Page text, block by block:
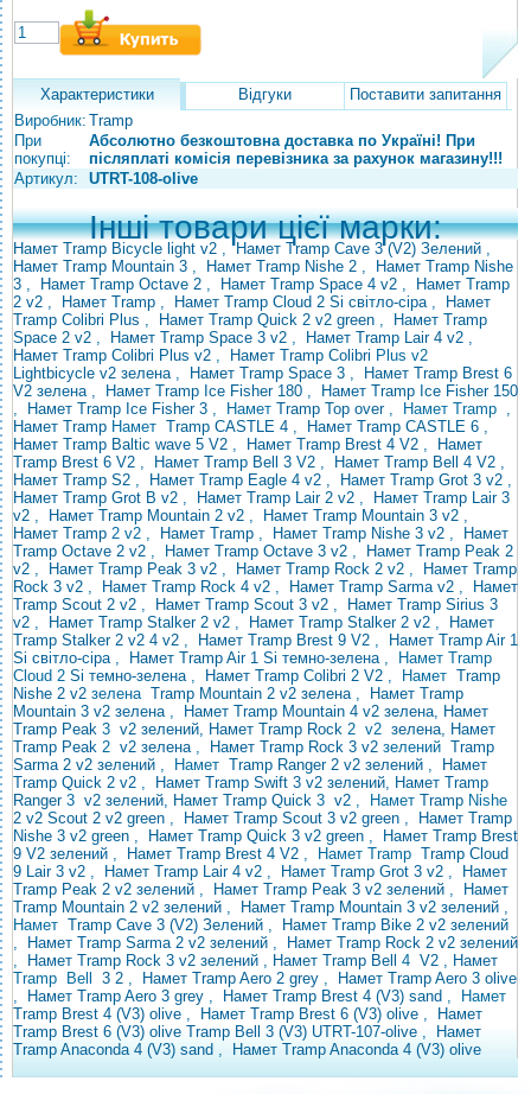
Характеристики Відгуки
Поставити запитання
Виробник: Tramp
При
покупці:
Абсолютно безкоштовна доставка по Україні! При
післяплаті комісія перевізника за рахунок магазину!!!
Артикул:
UTRT-108-olive
Інші товари цієї марки:
Намет Tramp Bicycle light v2 ,Намет Tramp Cave 3 (V2) Зелений ,
Намет Tramp Mountain 3 , Намет Tramp Nishe 2 ,
Намет Tramp Nishe
3 , Намет Tramp Octave 2 , Намет Tramp Space 4 v2 ,
Намет Tramp
2 v2 , Намет Tramp , Намет Tramp Cloud 2 Si світло-сіра ,
Намет
Tramp Colibri Plus , Намет Tramp Quick 2 v2 green ,
Намет Tramp
Space 2 v2 , Намет Tramp Space 3 v2 , Намет Tramp Lair 4 v2 ,
Намет Tramp Colibri Plus v2 , Намет Tramp Colibri Plus v2
Lightbicycle v2 зелена , Намет Tramp Space 3 ,
Намет Tramp Brest 6
V2 зелена , Намет Tramp Ice Fisher 180 ,
Намет Tramp Ice Fisher 150
,
Намет Tramp Ice Fisher 3 , Намет Tramp Top over , Намет Tramp ,
Намет Tramp Намет Tramp CASTLE 4 , Намет Tramp CASTLE 6 ,
Намет Tramp Baltic wave 5 V2 , Намет Tramp Brest 4 V2 ,
Намет
Tramp Brest 6 V2 , Намет Tramp Bell 3 V2 , Намет Tramp Bell 4 V2 ,
Намет Tramp S2 , Намет Tramp Eagle 4 v2 , Намет Tramp Grot 3 v2 ,
Намет Tramp Grot B v2 , Намет Tramp Lair 2 v2 ,
Намет Tramp Lair 3
v2 , Намет Tramp Mountain 2 v2 , Намет Tramp Mountain 3 v2 ,
Намет Tramp 2 v2 , Намет Tramp , Намет Tramp Nishe 3 v2 ,
Намет
Tramp Octave 2 v2 , Намет Tramp Octave 3 v2 ,
Намет Tramp Peak 2
v2 , Намет Tramp Peak 3 v2 , Намет Tramp Rock 2 v2 ,
Намет Tramp
Rock 3 v2 , Намет Tramp Rock 4 v2 , Намет Tramp Sarma v2 ,
Намет
Tramp Scout 2 v2 , Намет Tramp Scout 3 v2 ,
Намет Tramp Sirius 3
v2 , Намет Tramp Stalker 2 v2 , Намет Tramp Stalker 2 v2 ,
Намет
Tramp Stalker 2 v2 4 v2 , Намет Tramp Brest 9 V2 ,
Намет Tramp Air 1
Si світло-сіра , Намет Tramp Air 1 Si темно-зелена , Намет Tramp
Cloud 2 Si темно-зелена , Намет Tramp Colibri 2 V2 , Намет Tramp
Nishe 2 v2 зелена Tramp Mountain 2 v2 зелена ,
Намет Tramp
Mountain 3 v2 зелена , Намет Tramp Mountain 4 v2 зелена, Намет
Tramp Peak 3 v2 зелений, Намет Tramp Rock 2 v2 зелена, Намет
Tramp Peak 2 v2 зелена , Намет Tramp Rock 3 v2 зелений Tramp
Sarma 2 v2 зелений , Намет Tramp Ranger 2 v2 зелений ,
Намет
Tramp Quick 2 v2 , Намет Tramp Swift 3 v2 зелений, Намет Tramp
Ranger 3 v2 зелений, Намет Tramp Quick 3 v2 , Намет Tramp Nishe
2 v2 Scout 2 v2 green , Намет Tramp Scout 3 v2 green ,
Намет Tramp
Nishe 3 v2 green , Намет Tramp Quick 3 v2 green ,
Намет Tramp Brest
9 V2 зелений , Намет Tramp Brest 4 V2 , Намет Tramp Tramp Cloud
9 Lair 3 v2 , Намет Tramp Lair 4 v2 , Намет Tramp Grot 3 v2 ,
Намет
Tramp Peak 2 v2 зелений , Намет Tramp Peak 3 v2 зелений ,
Намет
Tramp Mountain 2 v2 зелений , Намет Tramp Mountain 3 v2 зелений ,
Намет Tramp Cave 3 (V2) Зелений ,
Намет Tramp Bike 2 v2 зелений
,
Намет Tramp Sarma 2 v2 зелений ,
Намет Tramp Rock 2 v2 зелений
,
Намет Tramp Rock 3 v2 зелений , Намет Tramp Bell 4 V2 , Намет
Tramp
Bell 3 2 , Намет Tramp Aero 2 grey ,
Намет Tramp Aero 3 olive
,
Намет Tramp Aero 3 grey , Намет Tramp Brest 4 (V3) sand ,
Намет
Tramp Brest 4 (V3) olive , Намет Tramp Brest 6 (V3) olive ,
Намет
Tramp Brest 6 (V3) olive Tramp Bell 3 (V3) UTRT-107-olive ,
Намет
Tramp Anaconda 4 (V3) sand , Намет Tramp Anaconda 4 (V3) olive